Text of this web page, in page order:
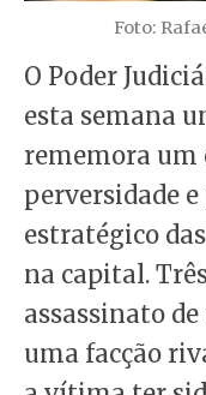
Foto:
O Poder
esta semana
rememora um
perversidade
estratégico
na capital.
assassinato
uma facção